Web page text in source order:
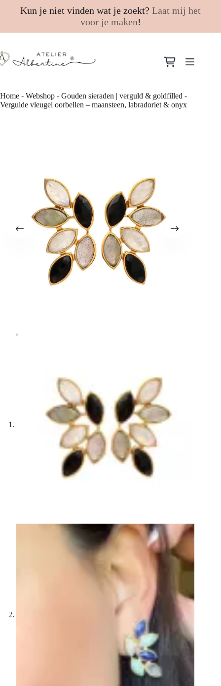
Kun je niet vinden wat je zoekt? Laat mij het
voor je maken!
naar
de
Winkelwagen
Home - Webshop - Gouden sieraden | verguld & goldfilled -
Vergulde vleugel oorbellen – maansteen, labradoriet & onyx